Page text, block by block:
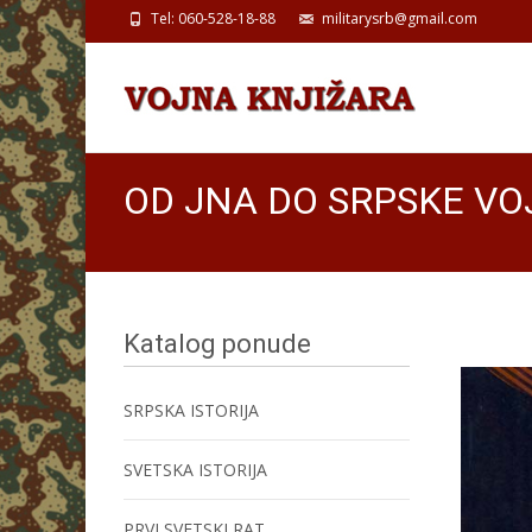
Tel: 060-528-18-88 militarysrb@gmail.com
OD JNA DO SRPSKE
Katalog ponude
SRPSKA ISTORIJA
SVETSKA ISTORIJA